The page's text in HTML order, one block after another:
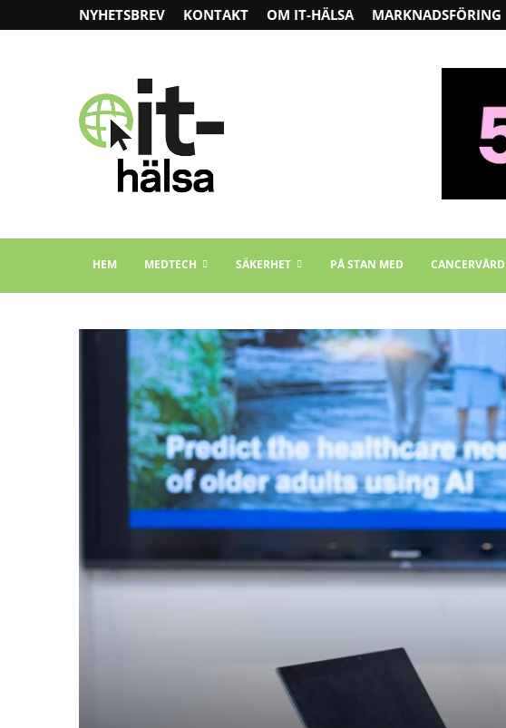
NYHETSBREV KONTAKT OM IT-HÄLSA MARKNADSFÖRING
HEM MEDTECH SÄKERHET PÅ STAN MED CANCERVÅRD